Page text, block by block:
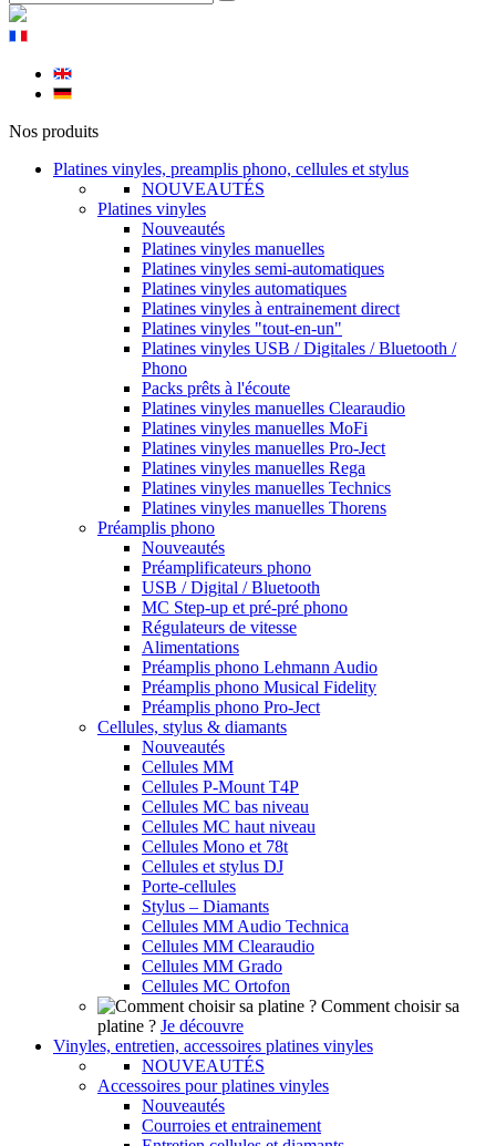
Nos produits
Platines vinyles, preamplis phono, cellules et stylus
NOUVEAUTÉS
Platines vinyles
Nouveautés
Platines vinyles manuelles
Platines vinyles semi-automatiques
Platines vinyles automatiques
Platines vinyles à entrainement direct
Platines vinyles "tout-en-un"
Platines vinyles USB / Digitales / Bluetooth /
Phono
Packs prêts à l'écoute
Platines vinyles manuelles Clearaudio
Platines vinyles manuelles MoFi
Platines vinyles manuelles Pro-Ject
Platines vinyles manuelles Rega
Platines vinyles manuelles Technics
Platines vinyles manuelles Thorens
Préamplis phono
Nouveautés
Préamplificateurs phono
USB / Digital / Bluetooth
MC Step-up et pré-pré phono
Régulateurs de vitesse
Alimentations
Préamplis phono Lehmann Audio
Préamplis phono Musical Fidelity
Préamplis phono Pro-Ject
Cellules, stylus & diamants
Nouveautés
Cellules MM
Cellules P-Mount T4P
Cellules MC bas niveau
Cellules MC haut niveau
Cellules Mono et 78t
Cellules et stylus DJ
Porte-cellules
Stylus – Diamants
Cellules MM Audio Technica
Cellules MM Clearaudio
Cellules MM Grado
Cellules MC Ortofon
Comment choisir sa
platine ? Je découvre
Vinyles, entretien, accessoires platines vinyles
NOUVEAUTÉS
Accessoires pour platines vinyles
Nouveautés
Courroies et entrainement